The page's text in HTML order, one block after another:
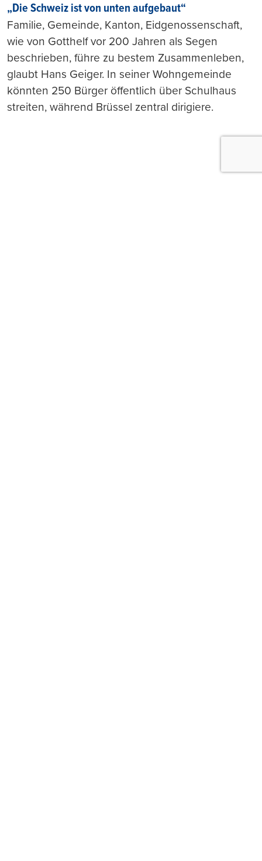
„Die Schweiz ist von unten aufgebaut“
Familie, Gemeinde, Kanton, Eidgenossenschaft,
wie von Gotthelf vor 200 Jahren als Segen
beschrieben, führe zu bestem Zusammenleben,
glaubt Hans Geiger. In seiner Wohngemeinde
könnten 250 Bürger öffentlich über Schulhaus
streiten, während Brüssel zentral dirigiere.